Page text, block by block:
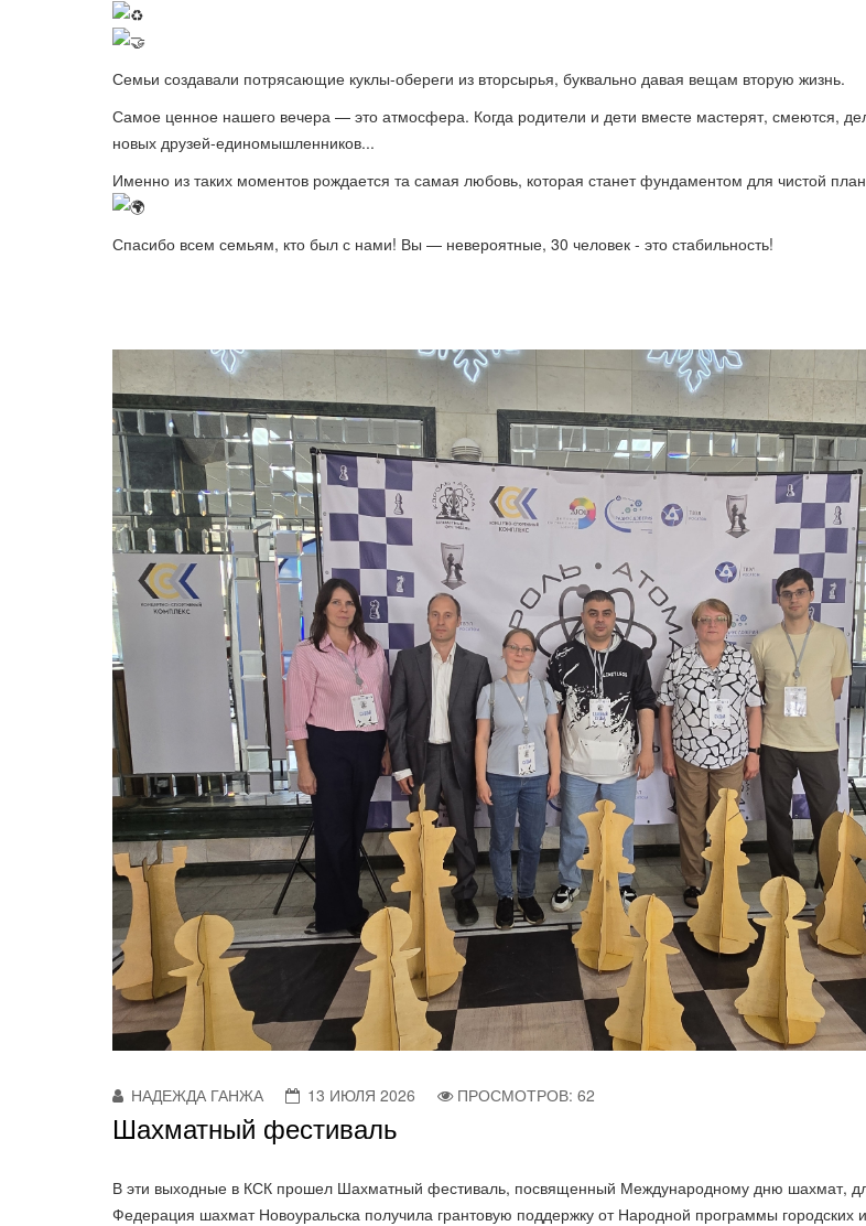
Семьи создавали потрясающие куклы-обереги из вторсырья, буквально давая вещам вторую жизнь.
Самое ценное нашего вечера — это атмосфера. Когда родители и дети вместе мастерят, смеются,
новых друзей-единомышленников...
Именно из таких моментов рождается та самая любовь, которая станет фундаментом для чистой
Спасибо всем семьям, кто был с нами! Вы — невероятные, 30 человек - это стабильность!
НАДЕЖДА ГАНЖА 13 ИЮЛЯ 2026 ПРОСМОТРОВ: 62
Шахматный фестиваль
В эти выходные в КСК прошел Шахматный фестиваль, посвященный Международному дню шахмат,
Федерация шахмат Новоуральска получила грантовую поддержку от Народной программы городских